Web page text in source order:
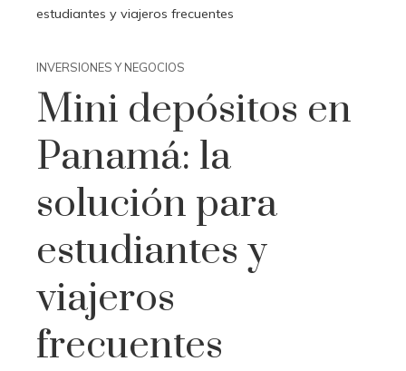
estudiantes y viajeros frecuentes
INVERSIONES Y NEGOCIOS
Mini depósitos en
Panamá: la
solución para
estudiantes y
viajeros
frecuentes